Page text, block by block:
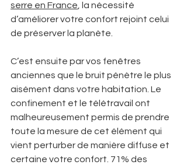
serre en France , la nécessité
d’améliorer votre confort rejoint celui
de préserver la planète.
C’est ensuite par vos fenêtres
anciennes que le bruit pénètre le plus
aisément dans votre habitation. Le
confinement et le télétravail ont
malheureusement permis de prendre
toute la mesure de cet élément qui
vient perturber de manière diffuse et
certaine votre confort. 71% des